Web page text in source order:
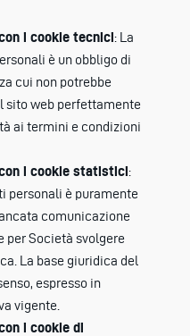
i cookie tecnici: La
è un obbligo di
cui non potrebbe
sito web perfettamente
ai termini e condizioni
i cookie statistici:
personali è puramente
comunicazione
per Società svolgere
La base giuridica del
espresso in
vigente.
i cookie di